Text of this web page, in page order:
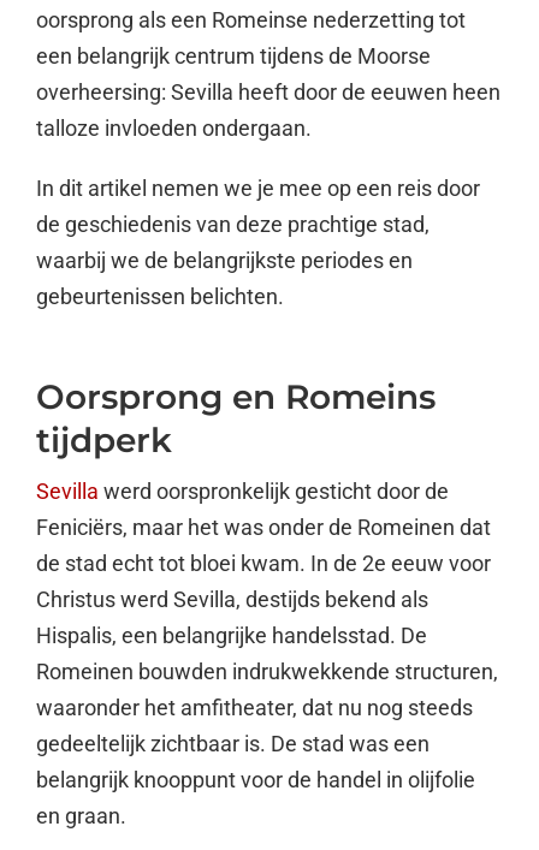
oorsprong als een Romeinse nederzetting tot
een belangrijk centrum tijdens de Moorse
overheersing: Sevilla heeft door de eeuwen heen
talloze invloeden ondergaan.
In dit artikel nemen we je mee op een reis door
de geschiedenis van deze prachtige stad,
waarbij we de belangrijkste periodes en
gebeurtenissen belichten.
Oorsprong en Romeins
tijdperk
Sevilla werd oorspronkelijk gesticht door de
Feniciërs, maar het was onder de Romeinen dat
de stad echt tot bloei kwam. In de 2e eeuw voor
Christus werd Sevilla, destijds bekend als
Hispalis, een belangrijke handelsstad. De
Romeinen bouwden indrukwekkende structuren,
waaronder het amfitheater, dat nu nog steeds
gedeeltelijk zichtbaar is. De stad was een
belangrijk knooppunt voor de handel in olijfolie
en graan.